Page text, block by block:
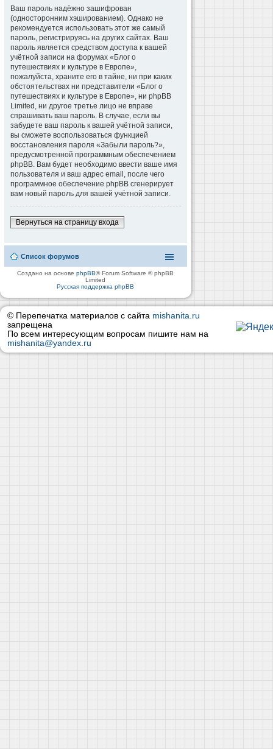
Ваш пароль надёжно зашифрован
(односторонним хэшированием). Однако не
рекомендуется использовать этот же самый
пароль, регистрируясь на других сайтах. Ваш
пароль является средством доступа к вашей
учётной записи на форумах «Блог о
путешествиях и культуре в Европе»,
пожалуйста, храните его в тайне, ни при каких
обстоятельствах ни представители «Блог о
путешествиях и культуре в Европе», ни phpBB
Limited, ни другое третье лицо не вправе
спрашивать ваш пароль. В случае, если вы
забудете ваш пароль к вашей учётной записи,
вы сможете воспользоваться функцией
восстановления пароля «Забыли пароль?»,
предусмотренной программным обеспечением
phpBB. Вам будет необходимо ввести ваше имя
пользователя и ваш адрес email, после чего
программное обеспечение phpBB сгенерирует
вам новый пароль для вашей учётной записи.
Вернуться на страницу входа
Список форумов
Создано на основеphpBB® Forum Software © phpBB
Limited
Русская поддержка phpBB
© Перепечатка материалов с сайта mishanita.ru
запрещена
По всем интересующим вопросам пишите нам на
mishanita@yandex.ru